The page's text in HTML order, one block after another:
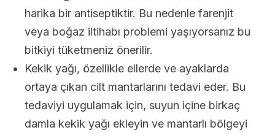
harika bir antiseptiktir. Bu nedenle farenjit
veya boğaz iltihabı problemi yaşıyorsanız bu
bitkiyi tüketmeniz önerilir.
Kekik yağı, özellikle ellerde ve ayaklarda
ortaya çıkan cilt mantarlarını tedavi eder. Bu
tedaviyi uygulamak için, suyun içine birkaç
damla kekik yağı ekleyin ve mantarlı bölgeyi